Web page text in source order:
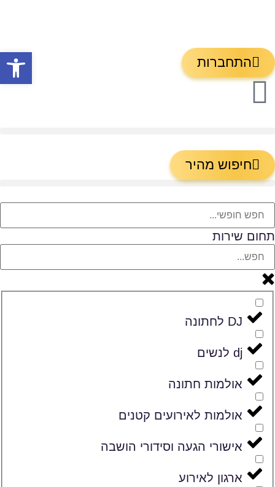
התחברות
חיפוש מהיר
תחום שירות
DJ לחתונה
dj לנשים
אולמות חתונה
אולמות לאירועים קטנים
אישורי הגעה וסידורי הושבה
ארגון לאירוע